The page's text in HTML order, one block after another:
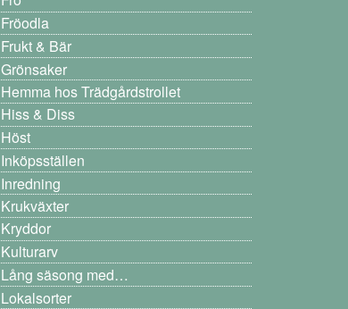
Fröodla
Frukt & Bär
Grönsaker
Hemma hos Trädgårdstrollet
Hiss & Diss
Höst
Inköpsställen
Inredning
Krukväxter
Kryddor
Kulturarv
Lång säsong med…
Lokalsorter